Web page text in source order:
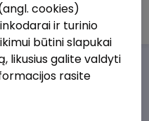
Privalumai
cookies)
ir turinio
būtini slapukai
likusius galite valdyti
rasite